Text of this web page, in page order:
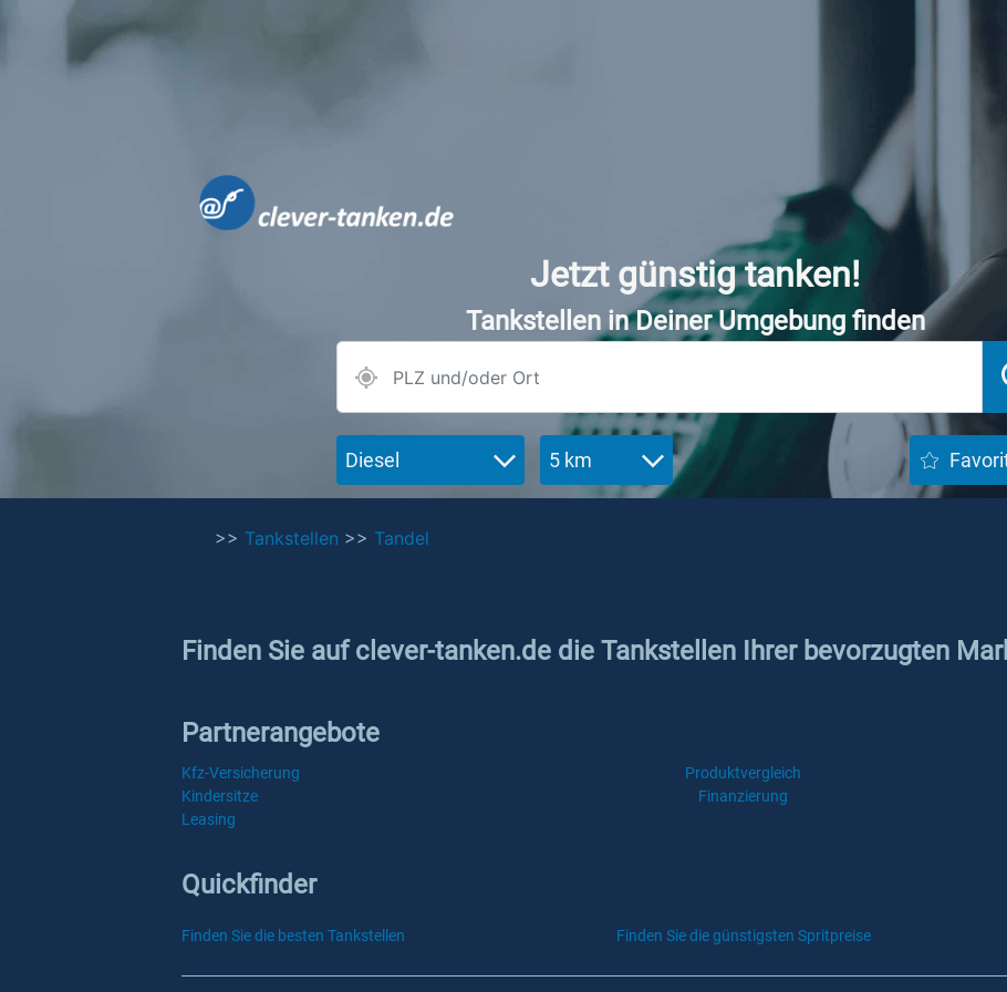
Jetzt günstig tanken!
Tankstellen in Deiner Umgebung finden
Diesel 5 km
>> Tankstellen >> Tandel
Finden Sie auf clever-tanken.de die Tankstellen Ihrer bevorzugten
Partnerangebote
Kfz-Versicherung Produktvergleich
Kindersitze
Finanzierung
Leasing
Quickfinder
Finden Sie die besten Tankstellen Finden Sie die günstigsten Spritpreise